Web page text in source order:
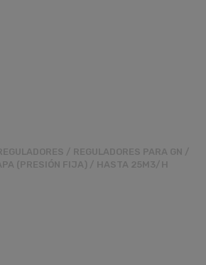
/ REGULADORES PARA GN /
(PRESIÓN FIJA) / HASTA 25M3/H